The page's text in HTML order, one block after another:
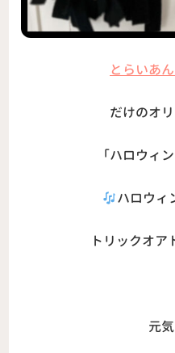
とらいあ
だけのオ
「ハロウィ
ハロウ
トリックオ
元